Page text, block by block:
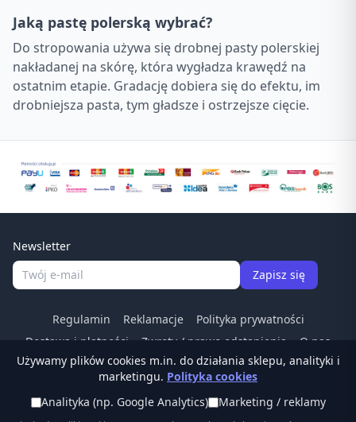
Jaką pastę polerską wybrać?
Do stropowania używa się drobnej pasty polerskiej
nakładanej na skórę, która wygładza krawędź na
ostatnim etapie. Gradację dobiera się do efektu, im
drobniejsza pasta, tym gładsze i ostrzejsze cięcie.
Newsletter
Zapisz się
Regulamin Reklamacje
Polityka prywatności
Dostawa i płatności
Zwroty / prawo odstapienia
O nas
Kontakt
Odstąp od umowy
Tel: (22) 266 83 84
© Ostrzalkilansky.pl ·
sklep@ostrzalkilansky.pl
Używamy plików cookies m.in. do działania sklepu, analityki i
marketingu. Polityka cookies
Analityka (np. Google Analytics)
Marketing / reklamy